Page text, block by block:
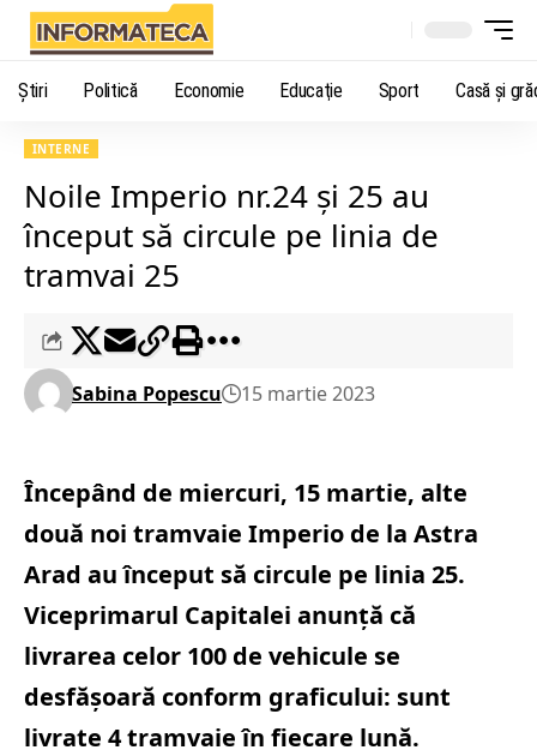
Știri Politică Economie Educaţie Sport Casă şi
INTERNE
Noile Imperio nr.24 și 25 au
început să circule pe linia de
tramvai 25
Sabina Popescu 15 martie 2023
Începând de miercuri, 15 martie, alte
două noi tramvaie Imperio de la Astra
Arad au început să circule pe linia 25.
Viceprimarul Capitalei anunță că
livrarea celor 100 de vehicule se
desfășoară conform graficului: sunt
livrate 4 tramvaie în fiecare lună.